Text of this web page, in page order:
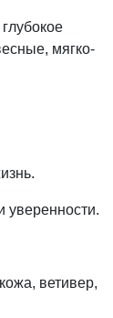
мягко-
уверенности.
ветивер,